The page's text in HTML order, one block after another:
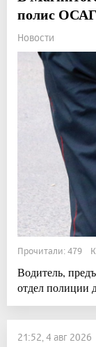
полис
Новости
Прочитали: 479
Водитель,
отдел полиции
21:52, 4 авг 2026